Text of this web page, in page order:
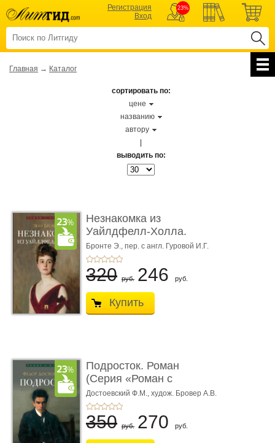
Регистрация
Вход
23%
Главная → Каталог
сортировать по:
цене
названию
автору
выводить по:
Незнакомка из
Уайлдфелл-Холла.
Роман (Серия «Р� ...
Бронте Э., пер. с англ. Гуровой И.Г.
320 руб. 246 руб.
Купить
Подросток. Роман
(Серия «Роман с
книгой»)
Достоевский Ф.М., худож. Бровер А.В.
350 руб. 270 руб.